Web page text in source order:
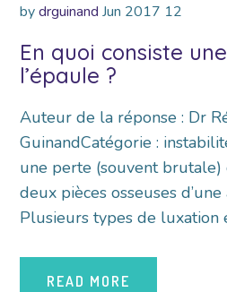
by drguinand Jun 2017 12
En quoi consiste
l’épaule ?
Auteur de la réponse : Dr
GuinandCatégorie :
une perte (souvent
deux pièces osseuses
Plusieurs types de luxation
READ MORE